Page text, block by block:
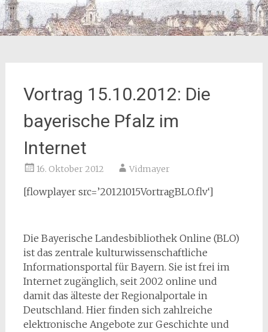
Vortrag 15.10.2012: Die
bayerische Pfalz im
Internet
16. Oktober 2012 Vidmayer
[flowplayer src=’20121015VortragBLO.flv‘]
Die Bayerische Landesbibliothek Online (BLO)
ist das zentrale kulturwissenschaftliche
Informationsportal für Bayern. Sie ist frei im
Internet zugänglich, seit 2002 online und
damit das älteste der Regionalportale in
Deutschland. Hier finden sich zahlreiche
elektronische Angebote zur Geschichte und